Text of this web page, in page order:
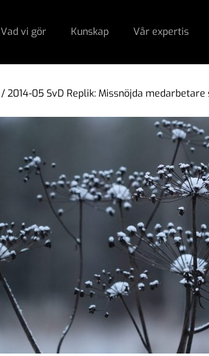
Vad vi gör Kunskap Vår expertis
/2014-05 SvD Replik: Missnöjda